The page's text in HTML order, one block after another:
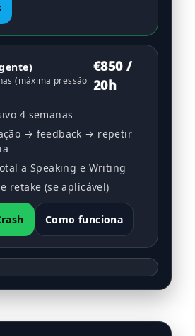
(máxima pressão
€850 /
20h
4 semanas
→ feedback → repetir
a Speaking e Writing
retake (se aplicável)
Como funciona